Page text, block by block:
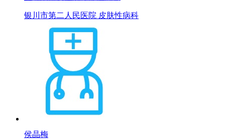
银川市第二人民医院 皮肤性病科
侯晶梅